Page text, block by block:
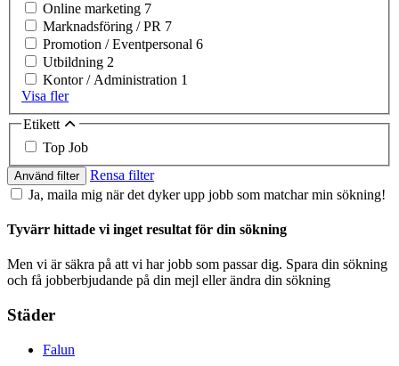
Online marketing 7
Marknadsföring / PR 7
Promotion / Eventpersonal 6
Utbildning 2
Kontor / Administration 1
Visa fler
Etikett
Top Job
Använd filter
Rensa filter
Ja, maila mig när det dyker upp jobb som matchar min sökning!
Tyvärr hittade vi inget resultat för din sökning
Men vi är säkra på att vi har jobb som passar dig. Spara din sökning
och få jobberbjudande på din mejl eller ändra din sökning
Städer
Falun